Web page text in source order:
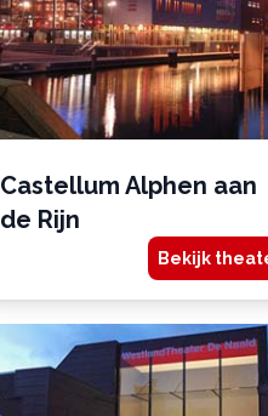
Castellum Alphen aan
de Rijn
Bekijk